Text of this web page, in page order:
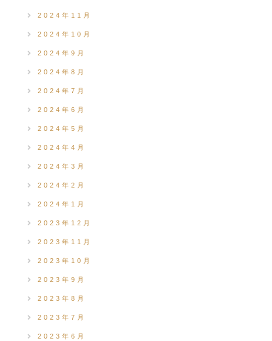
2024年11月
2024年10月
2024年9月
2024年8月
2024年7月
2024年6月
2024年5月
2024年4月
2024年3月
2024年2月
2024年1月
2023年12月
2023年11月
2023年10月
2023年9月
2023年8月
2023年7月
2023年6月